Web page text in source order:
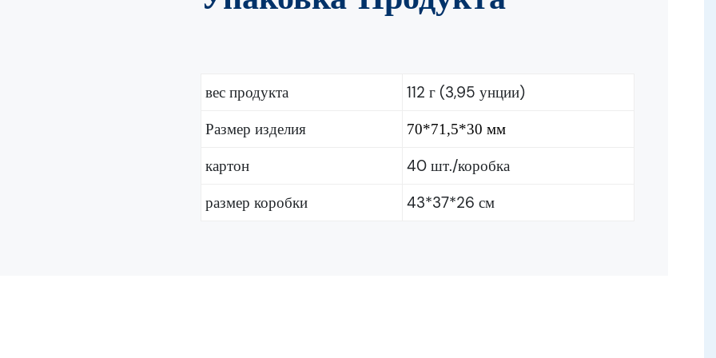
вес продукта
112 г (3,95 унции)
Размер изделия
70*71,5*30 мм
картон
40 шт./коробка
размер коробки
43*37*26 см